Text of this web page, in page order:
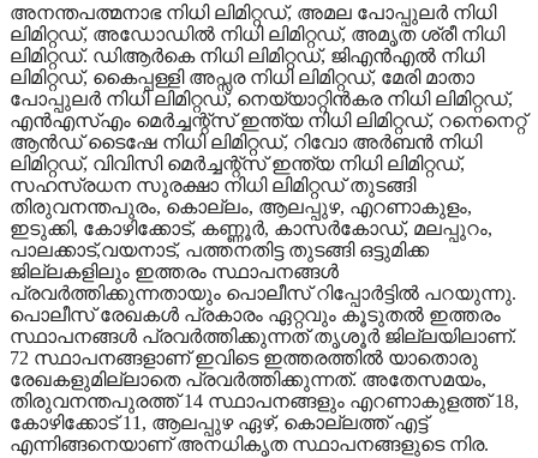
അനന്തപത്മനാഭ നിധി ലിമിറ്റഡ്, അമല പോപ്പുലർ നിധി
ലിമിറ്റഡ്, അഡോഡിൽ നിധി ലിമിറ്റഡ്, അമൃത ശ്രീ നിധി
ലിമിറ്റഡ്. ഡിആർകെ നിധി ലിമിറ്റഡ്, ജിഎൻഎൽ നിധി
ലിമിറ്റഡ്, കൈപ്പള്ളി അപ്സര നിധി ലിമിറ്റഡ്, മേരി മാതാ
പോപ്പുലർ നിധി ലിമിറ്റഡ്, നെയ്യാറ്റിൻകര നിധി ലിമിറ്റഡ്,
എൻഎസ്എം മെർച്ചന്റ്സ് ഇന്ത്യ നിധി ലിമിറ്റഡ്, റനെനെറ്റ്
ആൻഡ് ടൈഷേ നിധി ലിമിറ്റഡ്, റിവോ അർബൻ നിധി
ലിമിറ്റഡ്, വിവിസി മെർച്ചന്റ്സ് ഇന്ത്യ നിധി ലിമിറ്റഡ്,
സഹസ്രധന സുരക്ഷാ നിധി ലിമിറ്റഡ് തുടങ്ങി
തിരുവനന്തപുരം, കൊല്ലം, ആലപ്പുഴ, എറണാകുളം,
ഇടുക്കി, കോഴിക്കോട്, കണ്ണൂർ, കാസർകോഡ്, മലപ്പുറം,
പാലക്കാട്,വയനാട്, പത്തനതിട്ട തുടങ്ങി ഒട്ടുമിക്ക
ജില്ലകളിലും ഇത്തരം സ്ഥാപനങ്ങൾ
പ്രവർത്തിക്കുന്നതായും പൊലീസ് റിപ്പോർട്ടിൽ പറയുന്നു.
പൊലീസ് രേഖകൾ പ്രകാരം ഏറ്റവും കൂടുതൽ ഇത്തരം
സ്ഥാപനങ്ങൾ പ്രവർത്തിക്കുന്നത് തൃശൂർ ജില്ലയിലാണ്.
72 സ്ഥാപനങ്ങളാണ് ഇവിടെ ഇത്തരത്തിൽ യാതൊരു
രേഖകളുമില്ലാതെ പ്രവർത്തിക്കുന്നത്. അതേസമയം,
തിരുവനന്തപുരത്ത് 14 സ്ഥാപനങ്ങളും എറണാകുളത്ത് 18,
കോഴിക്കോട് 11, ആലപ്പുഴ ഏഴ്, കൊല്ലത്ത് എട്ട്
എന്നിങ്ങനെയാണ് അനധികൃത സ്ഥാപനങ്ങളുടെ നിര.